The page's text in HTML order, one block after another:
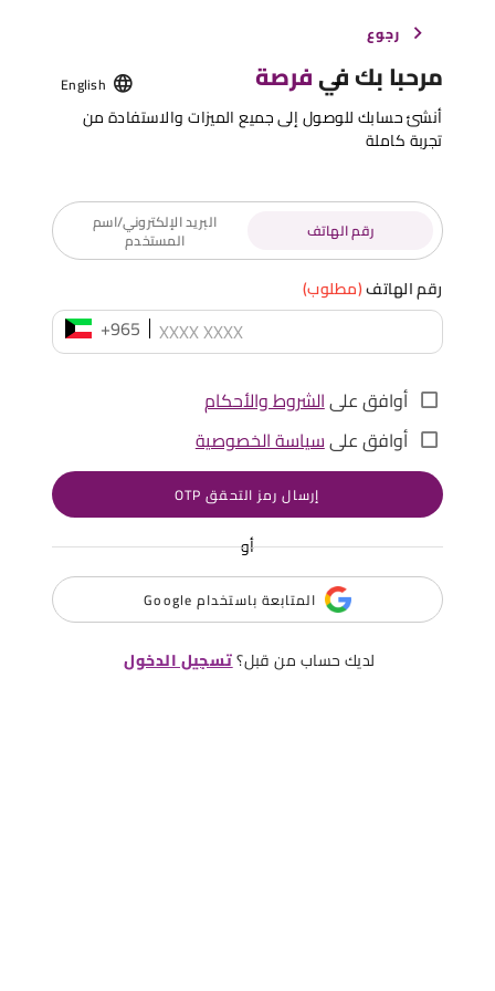
رجوع
مرحبا بك فيفرصة English
أنشئ حسابك للوصول إلى جميع الميزات والاستفادة من
تجربة كاملة
رقم الهاتف البريد الإلكتروني/اسم
المستخدم
رقم الهاتف(مطلوب)
+965
أوافق علىالشروط والأحكام
أوافق علىسياسة الخصوصية
إرسال رمز التحقق OTP
أو
المتابعة باستخدام Google
لديك حساب من قبل؟تسجيل الدخول